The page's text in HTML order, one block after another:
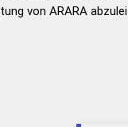
von ARARA